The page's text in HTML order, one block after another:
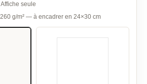
Affiche seule
g/m² — à encadrer en 24×30 cm